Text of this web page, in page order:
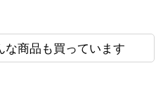
な商品も買っています